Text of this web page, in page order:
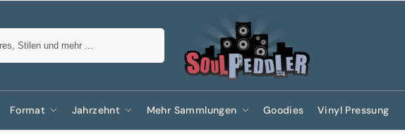
Format Jahrzehnt Mehr Sammlungen Goodies Vinyl Pressung